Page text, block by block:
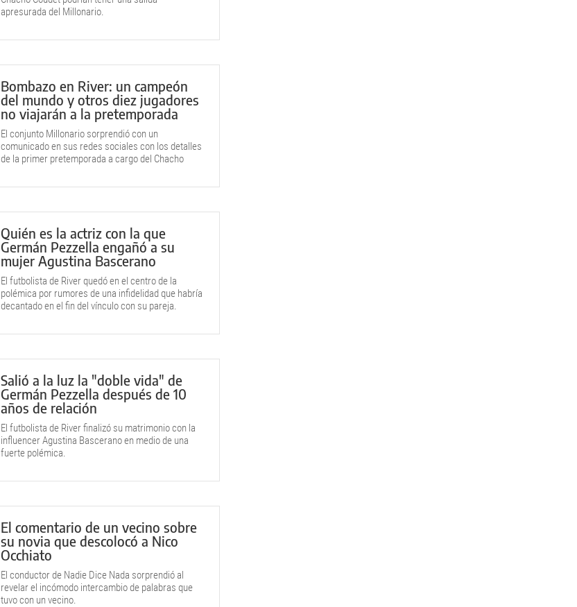
apresurada del Millonario.
Bombazo en River: un campeón
del mundo y otros diez jugadores
no viajarán a la pretemporada
El conjunto Millonario sorprendió con un
comunicado en sus redes sociales con los detalles
de la primer pretemporada a cargo del Chacho
Quién es la actriz con la que
Germán Pezzella engañó a su
mujer Agustina Bascerano
El futbolista de River quedó en el centro de la
polémica por rumores de una infidelidad que habría
decantado en el fin del vínculo con su pareja.
Salió a la luz la "doble vida" de
Germán Pezzella después de 10
años de relación
El futbolista de River finalizó su matrimonio con la
influencer Agustina Bascerano en medio de una
fuerte polémica.
El comentario de un vecino sobre
su novia que descolocó a Nico
Occhiato
El conductor de Nadie Dice Nada sorprendió al
revelar el incómodo intercambio de palabras que
tuvo con un vecino.